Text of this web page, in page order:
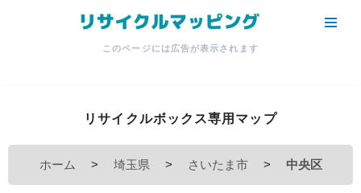
このページには広告が表示されます
リサイクルボックス専用マップ
ホーム > 埼玉県 > さいたま市> 中央区